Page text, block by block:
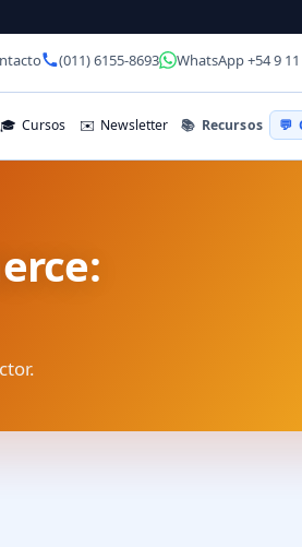
(011) 6155-8693 WhatsApp +54 9
🎓 Cursos ✉️ Newsletter 📚 Recursos 💬